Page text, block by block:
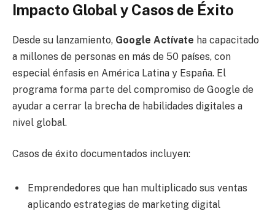
Impacto Global y Casos de Éxito
Desde su lanzamiento, Google Actívate ha capacitado
a millones de personas en más de 50 países, con
especial énfasis en América Latina y España. El
programa forma parte del compromiso de Google de
ayudar a cerrar la brecha de habilidades digitales a
nivel global.
Casos de éxito documentados incluyen:
Emprendedores que han multiplicado sus ventas
aplicando estrategias de marketing digital